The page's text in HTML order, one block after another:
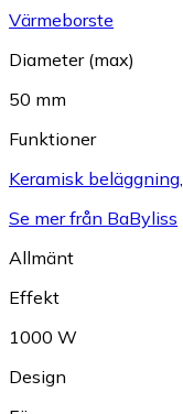
Värmeborste
Diameter (max)
50 mm
Funktioner
Keramisk beläggning,
Se mer från BaByliss
Allmänt
Effekt
1000 W
Design